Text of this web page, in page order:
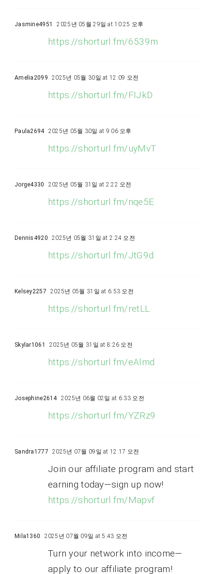
Jasmine4951 2025년 05월 29일 at 10:25 오후
https://shorturl.fm/6539m
Amelia2099 2025년 05월 30일 at 12:09 오전
https://shorturl.fm/FIJkD
Paula2694 2025년 05월 30일 at 9:06 오후
https://shorturl.fm/uyMvT
Jorge4330 2025년 05월 31일 at 2:22 오전
https://shorturl.fm/nqe5E
Dennis4920 2025년 05월 31일 at 2:24 오전
https://shorturl.fm/JtG9d
Kelsey2257 2025년 05월 31일 at 6:53 오전
https://shorturl.fm/retLL
Skylar1061 2025년 05월 31일 at 8:26 오전
https://shorturl.fm/eAlmd
Josephine2614 2025년 06월 02일 at 6:33 오전
https://shorturl.fm/YZRz9
Sandra1777 2025년 07월 09일 at 12:17 오전
Join our affiliate program and start
earning today—sign up now!
https://shorturl.fm/Mapvf
Mila1360 2025년 07월 09일 at 5:43 오전
Turn your network into income—
apply to our affiliate program!